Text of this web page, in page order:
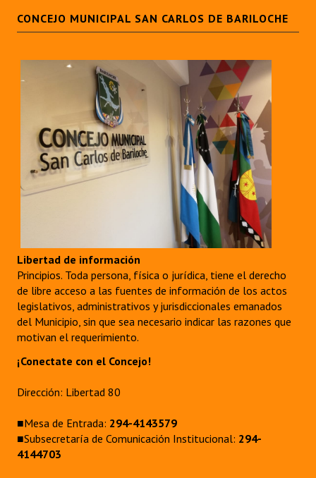
CONCEJO MUNICIPAL SAN CARLOS DE BARILOCHE
Libertad de información
Principios. Toda persona, física o jurídica, tiene el derecho
de libre acceso a las fuentes de información de los actos
legislativos, administrativos y jurisdiccionales emanados
del Municipio, sin que sea necesario indicar las razones que
motivan el requerimiento.
¡Conectate con el Concejo!
Dirección: Libertad 80
■Mesa de Entrada: 294-4143579
■Subsecretaría de Comunicación Institucional: 294-
4144703